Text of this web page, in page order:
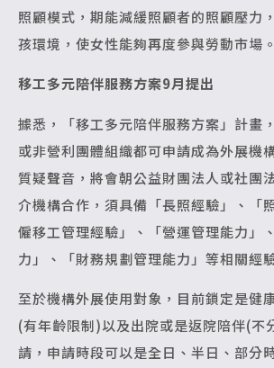
照顧模式，期能減緩照顧者的照顧壓力
孩環境，使女性能夠再度參與勞動市場。
移工多元陪伴服務方案9月提出
據悉，「移工多元陪伴服務方案」計畫
或非營利團體組織都可申請成為外展機
質疑聲音，將會朝公益財團法人或社團
介機構合作，須具備「長照經驗」、「
僱移工管理經驗」、「營運管理能力」
力」、「財務規劃管理能力」等相關經
至於機構外展使用對象，目前鎖定是健
(有年齡限制)以及出院或是返院陪伴(不
請，申請時段可以是全日、半日、部分